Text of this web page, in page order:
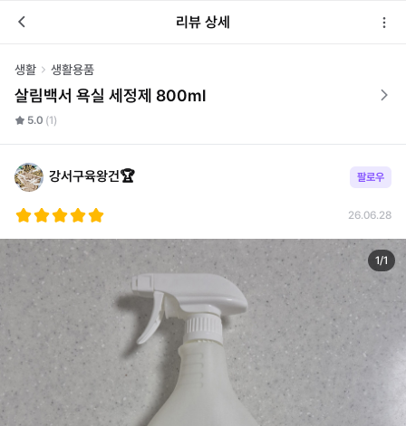
리뷰 상세
생활 생활용품
살림백서 욕실 세정제 800ml
5.0 (1)
강서구육왕건🏆 팔로우
26.06.28
1/1